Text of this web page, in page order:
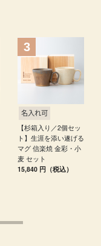
名入れ可
【杉箱入り／2個セッ
ト】生涯を添い遂げる
マグ 信楽焼 金彩・小
麦 セット
15,840 円（税込）